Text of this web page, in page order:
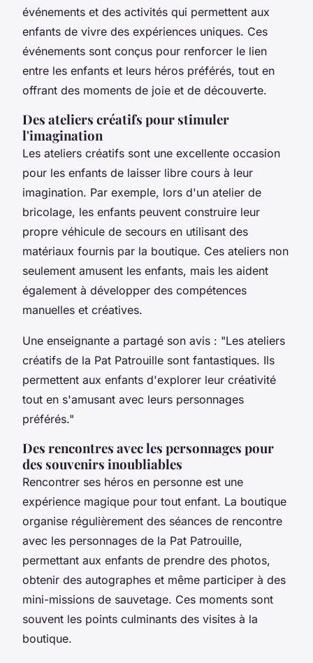
événements et des activités qui permettent aux
enfants de vivre des expériences uniques. Ces
événements sont conçus pour renforcer le lien
entre les enfants et leurs héros préférés, tout en
offrant des moments de joie et de découverte.
Des ateliers créatifs pour stimuler
l'imagination
Les ateliers créatifs sont une excellente occasion
pour les enfants de laisser libre cours à leur
imagination. Par exemple, lors d'un atelier de
bricolage, les enfants peuvent construire leur
propre véhicule de secours en utilisant des
matériaux fournis par la boutique. Ces ateliers non
seulement amusent les enfants, mais les aident
également à développer des compétences
manuelles et créatives.
Une enseignante a partagé son avis : "Les ateliers
créatifs de la Pat Patrouille sont fantastiques. Ils
permettent aux enfants d'explorer leur créativité
tout en s'amusant avec leurs personnages
préférés."
Des rencontres avec les personnages pour
des souvenirs inoubliables
Rencontrer ses héros en personne est une
expérience magique pour tout enfant. La boutique
organise régulièrement des séances de rencontre
avec les personnages de la Pat Patrouille,
permettant aux enfants de prendre des photos,
obtenir des autographes et même participer à des
mini-missions de sauvetage. Ces moments sont
souvent les points culminants des visites à la
boutique.